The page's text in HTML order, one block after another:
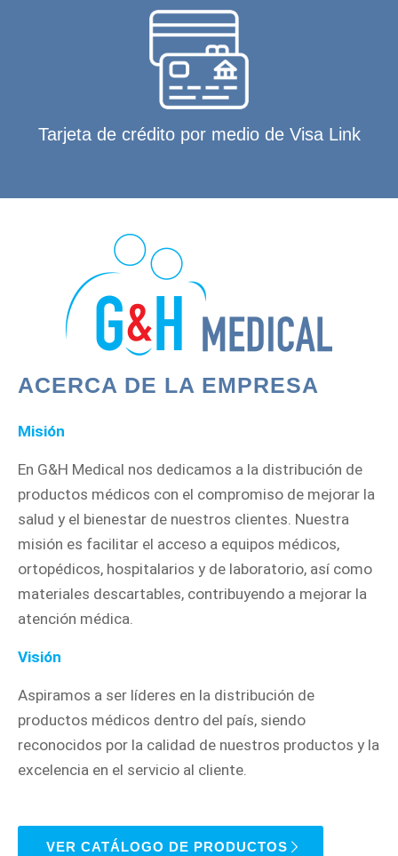
Tarjeta de crédito por medio de Visa Link
ACERCA DE LA EMPRESA
Misión
En G&H Medical nos dedicamos a la distribución de
productos médicos con el compromiso de mejorar la
salud y el bienestar de nuestros clientes. Nuestra
misión es facilitar el acceso a equipos médicos,
ortopédicos, hospitalarios y de laboratorio, así como
materiales descartables, contribuyendo a mejorar la
atención médica.
Visión
Aspiramos a ser líderes en la distribución de
productos médicos dentro del país, siendo
reconocidos por la calidad de nuestros productos y la
excelencia en el servicio al cliente.
VER CATÁLOGO DE PRODUCTOS